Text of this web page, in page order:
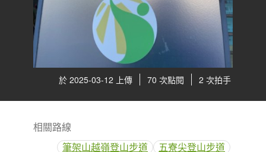
於 2025-03-12 上傳 70 次點閱 2 次拍手
相關路線
筆架山越嶺登山步道
五寮尖登山步道